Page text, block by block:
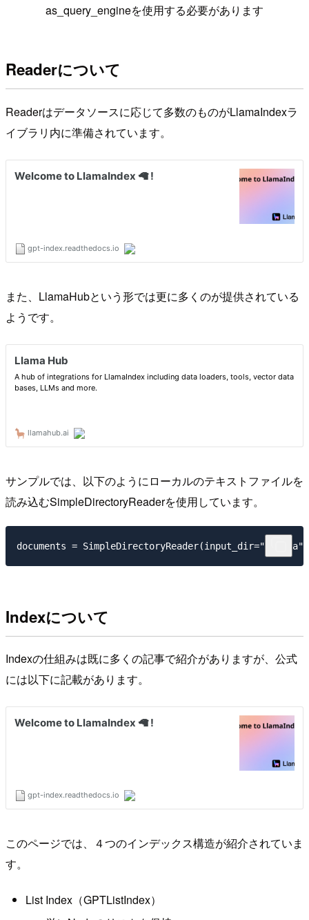
as_query_engineを使用する必要があります
Readerについて
Readerはデータソースに応じて多数のものがLlamaIndexラ
イブラリ内に準備されています。
また、LlamaHubという形では更に多くのが提供されている
ようです。
サンプルでは、以下のようにローカルのテキストファイルを
読み込むSimpleDirectoryReaderを使用しています。
Indexについて
Indexの仕組みは既に多くの記事で紹介がありますが、公式
には以下に記載があります。
このページでは、４つのインデックス構造が紹介されていま
す。
List Index（GPTListIndex）